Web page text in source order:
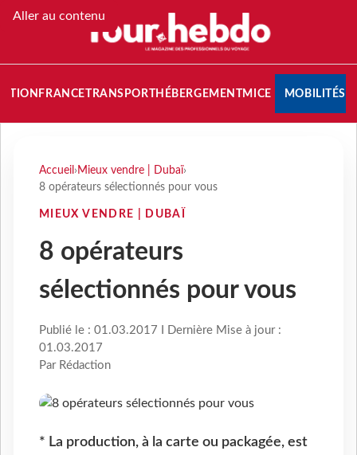
Aller au contenu
FRANCETRANSPORT HÉBERGEMENTMICE MOBILITÉS
Accueil › Mieux vendre | Dubaï›
8 opérateurs sélectionnés pour vous
MIEUX VENDRE | DUBAÏ
8 opérateurs
sélectionnés pour vous
Publié le : 01.03.2017 I Dernière Mise à jour :
01.03.2017
Par Rédaction
* La production, à la carte ou packagée, est